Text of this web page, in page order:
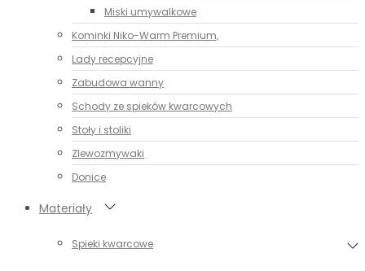
Miski umywalkowe
Kominki Niko-Warm Premium,
Lady recepcyjne
Zabudowa wanny
Schody ze spieków kwarcowych
Stoły i stoliki
Zlewozmywaki
Donice
Materiały
Spieki kwarcowe